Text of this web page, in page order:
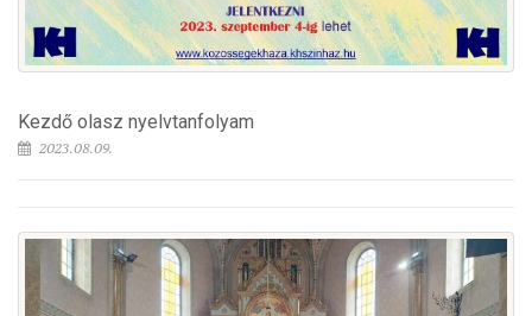
Kezdő olasz nyelvtanfolyam
2023.08.09.